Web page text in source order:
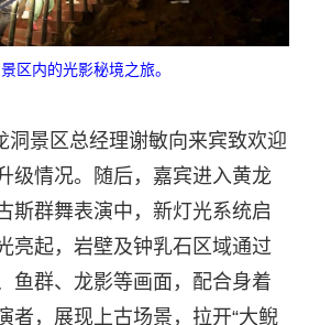
区内的光影秘境之旅。
洞景区总经理谢敏向来宾致欢迎
级情况。随后，嘉宾进入黄龙
斯群舞表演中，新灯光系统启
亮起，岩壁及钟乳石区域通过
鱼群、龙影等画面，配合身着
者，展现上古场景，拉开“大鲵